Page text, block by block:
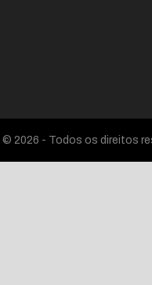
© 2026 - Todos os direitos